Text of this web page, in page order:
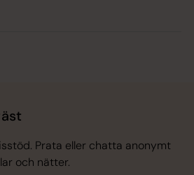
Prata eller chatta anonymt
och nätter.